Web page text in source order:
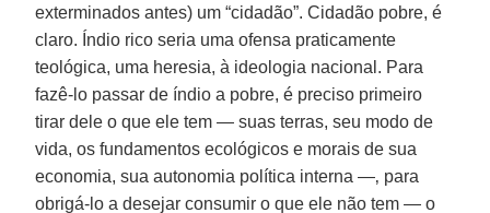
exterminados antes) um “cidadão”. Cidadão pobre, é
claro. Índio rico seria uma ofensa praticamente
teológica, uma heresia, à ideologia nacional. Para
fazê-lo passar de índio a pobre, é preciso primeiro
tirar dele o que ele tem — suas terras, seu modo de
vida, os fundamentos ecológicos e morais de sua
economia, sua autonomia política interna —‚ para
obrigá-lo a desejar consumir o que ele não tem — o